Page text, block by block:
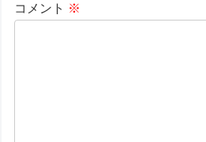
コメント ※